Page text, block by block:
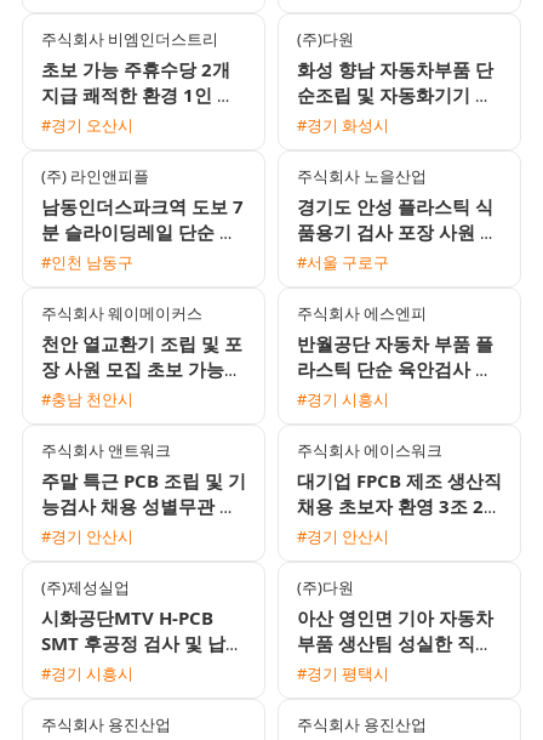
주식회사 비엠인더스트리
초보 가능 주휴수당 2개
지급 쾌적한 환경 1인 기
숙사 제공 안성 및 음성대
#경기 오산시
(주)다원
화성 향남 자동차부품 단
순조립 및 자동화기기 조
작원 모집 주간고정 유류
#경기 화성시
(주) 라인앤피플
남동인더스파크역 도보 7
분 슬라이딩레일 단순 생
산직 남녀 모집 냉난방 완
#인천 남동구
주식회사 노을산업
경기도 안성 플라스틱 식
품용기 검사 포장 사원 모
집 초보 가능 1인실 기숙
#서울 구로구
주식회사 웨이메이커스
천안 열교환기 조립 및 포
장 사원 모집 초보 가능
60세 이하 남여 월 평균
#충남 천안시
주식회사 에스엔피
반월공단 자동차 부품 플
라스틱 단순 육안검사 및
손조립 모집 통근지원 및
#경기 시흥시
주식회사 앤트워크
주말 특근 PCB 조립 및 기
능검사 채용 성별무관 당
일 및 주급 지급 가능
#경기 안산시
주식회사 에이스워크
대기업 FPCB 제조 생산직
채용 초보자 환영 3조 2교
대 및 통근버스 운행
#경기 안산시
(주)제성실업
시화공단MTV H-PCB
SMT 후공정 검사 및 납땜
여성 사원 모집 (주간고
#경기 시흥시
(주)다원
아산 영인면 기아 자동차
부품 생산팀 성실한 직원
모집
#경기 평택시
주식회사 용진산업 주식회사 용진산업